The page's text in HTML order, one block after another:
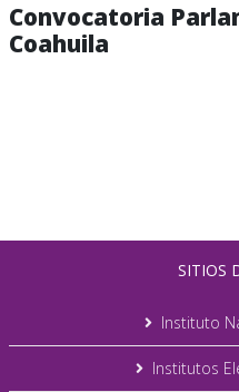
Convocatoria
Coahuila
SITIOS
Instituto
Institutos